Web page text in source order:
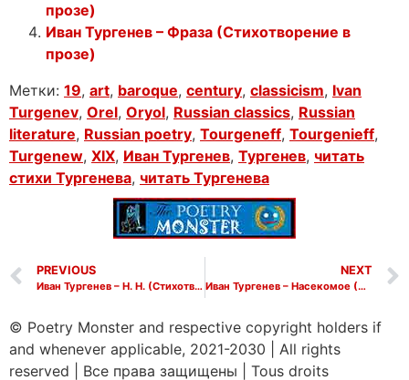
прозе)
Иван Тургенев – Фраза (Стихотворение в
прозе)
Метки: 19, art, baroque, century, classicism, Ivan
Turgenev, Orel, Oryol, Russian classics, Russian
literature, Russian poetry, Tourgeneff, Tourgenieff,
Turgenew, XIX, Иван Тургенев, Тургенев, читать
стихи Тургенева, читать Тургенева
PREVIOUS
Иван Тургенев – Н. Н. (Стихотворение в прозе)
NEXT
Иван Тургенев – Насекомое (Стихотворение в прозе)
© Poetry Monster and respective copyright holders if
and whenever applicable, 2021-2030
All rights
reserved
Все права защищены Tous droits